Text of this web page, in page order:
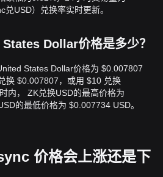
USD）兑换率实时更新。
Dollar价格是多少？
States Dollar价格为 $0.007807
换 $0.007807，或用 $10 兑换
内， ZK兑换USD的最高价格为
的最低价格为 $0.007734 USD。
价格会上涨还是下